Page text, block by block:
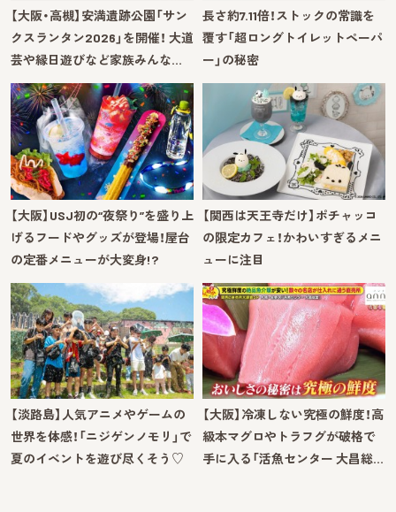
【大阪・高槻】安満遺跡公園「サン
クスランタン2026」を開催！ 大道
芸や縁日遊びなど家族みんな…
長さ約7.11倍！ストックの常識を
覆す「超ロングトイレットペーパ
ー」の秘密
【大阪】USJ初の“夜祭り”を盛り上
げるフードやグッズが登場！屋台
の定番メニューが大変身!?
【関西は天王寺だけ】ポチャッコ
の限定カフェ！かわいすぎるメニ
ューに注目
【淡路島】人気アニメやゲームの
世界を体感！「ニジゲンノモリ」で
夏のイベントを遊び尽くそう♡
【大阪】冷凍しない究極の鮮度！高
級本マグロやトラフグが破格で
手に入る「活魚センター 大昌総…